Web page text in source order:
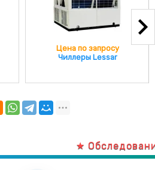
Цена по запросу
Чиллеры Lessar
★